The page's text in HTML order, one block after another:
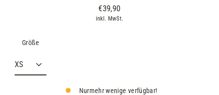
€39,90
inkl. MwSt.
Größe
Nurmehr wenige verfügbar!